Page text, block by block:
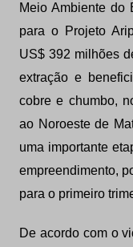
Meio Ambiente do
para o Projeto
US$ 392 milhões
extração e
cobre e chumbo,
ao Noroeste de
uma importante
empreendimento,
para o primeiro
De acordo com o